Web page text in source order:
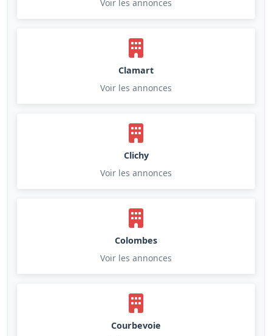
Voir les annonces
Clamart
Voir les annonces
Clichy
Voir les annonces
Colombes
Voir les annonces
Courbevoie